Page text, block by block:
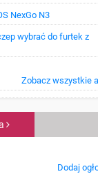
NexGo N3
wybrać do furtek z
Zobacz wszystkie
Dodaj